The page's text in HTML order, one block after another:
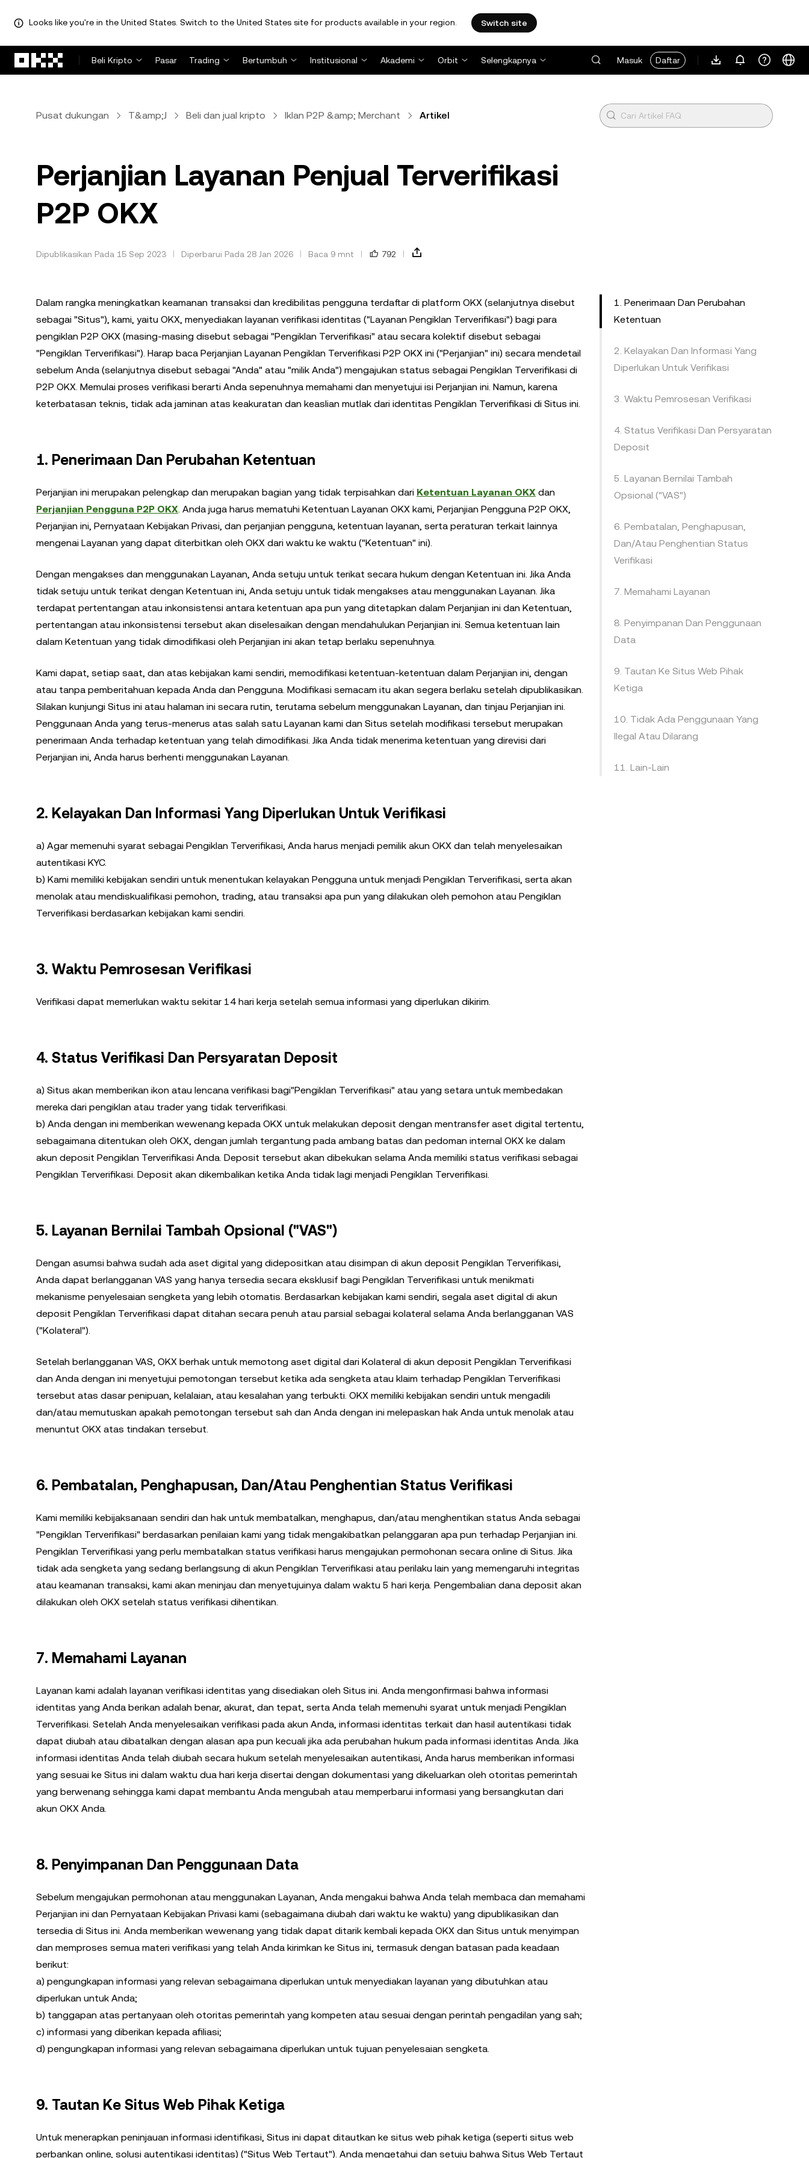
Looks like you're in the United States. Switch to the United States site for products available in your region. Switch site
Beli Kripto
Pasar Trading Bertumbuh Institusional Akademi Orbit Selengkapnya Masuk Daftar
Pusat dukungan T&amp;J Beli dan jual kripto Iklan P2P &amp; Merchant Artikel
Perjanjian Layanan Penjual Terverifikasi
P2P OKX
Dipublikasikan Pada 15 Sep 2023 Diperbarui Pada 28 Jan 2026 Baca 9 mnt 792
Dalam rangka meningkatkan keamanan transaksi dan kredibilitas pengguna terdaftar di platform OKX (selanjutnya disebut
sebagai "Situs"), kami, yaitu OKX, menyediakan layanan verifikasi identitas ("Layanan Pengiklan Terverifikasi") bagi para
pengiklan P2P OKX (masing-masing disebut sebagai "Pengiklan Terverifikasi" atau secara kolektif disebut sebagai
"Pengiklan Terverifikasi"). Harap baca Perjanjian Layanan Pengiklan Terverifikasi P2P OKX ini ("Perjanjian" ini) secara mendetail
sebelum Anda (selanjutnya disebut sebagai "Anda" atau "milik Anda") mengajukan status sebagai Pengiklan Terverifikasi di
P2P OKX. Memulai proses verifikasi berarti Anda sepenuhnya memahami dan menyetujui isi Perjanjian ini. Namun, karena
keterbatasan teknis, tidak ada jaminan atas keakuratan dan keaslian mutlak dari identitas Pengiklan Terverifikasi di Situs ini.
1. Penerimaan Dan Perubahan Ketentuan
Perjanjian ini merupakan pelengkap dan merupakan bagian yang tidak terpisahkan dari Ketentuan Layanan OKX dan
Perjanjian Pengguna P2P OKX. Anda juga harus mematuhi Ketentuan Layanan OKX kami, Perjanjian Pengguna P2P OKX,
Perjanjian ini, Pernyataan Kebijakan Privasi, dan perjanjian pengguna, ketentuan layanan, serta peraturan terkait lainnya
mengenai Layanan yang dapat diterbitkan oleh OKX dari waktu ke waktu ("Ketentuan" ini).
Dengan mengakses dan menggunakan Layanan, Anda setuju untuk terikat secara hukum dengan Ketentuan ini. Jika Anda
tidak setuju untuk terikat dengan Ketentuan ini, Anda setuju untuk tidak mengakses atau menggunakan Layanan. Jika
terdapat pertentangan atau inkonsistensi antara ketentuan apa pun yang ditetapkan dalam Perjanjian ini dan Ketentuan,
pertentangan atau inkonsistensi tersebut akan diselesaikan dengan mendahulukan Perjanjian ini. Semua ketentuan lain
dalam Ketentuan yang tidak dimodifikasi oleh Perjanjian ini akan tetap berlaku sepenuhnya.
Kami dapat, setiap saat, dan atas kebijakan kami sendiri, memodifikasi ketentuan-ketentuan dalam Perjanjian ini, dengan
atau tanpa pemberitahuan kepada Anda dan Pengguna. Modifikasi semacam itu akan segera berlaku setelah dipublikasikan.
Silakan kunjungi Situs ini atau halaman ini secara rutin, terutama sebelum menggunakan Layanan, dan tinjau Perjanjian ini.
Penggunaan Anda yang terus-menerus atas salah satu Layanan kami dan Situs setelah modifikasi tersebut merupakan
penerimaan Anda terhadap ketentuan yang telah dimodifikasi. Jika Anda tidak menerima ketentuan yang direvisi dari
Perjanjian ini, Anda harus berhenti menggunakan Layanan.
2. Kelayakan Dan Informasi Yang Diperlukan Untuk Verifikasi
a) Agar memenuhi syarat sebagai Pengiklan Terverifikasi, Anda harus menjadi pemilik akun OKX dan telah menyelesaikan
autentikasi KYC.
b) Kami memiliki kebijakan sendiri untuk menentukan kelayakan Pengguna untuk menjadi Pengiklan Terverifikasi, serta akan
menolak atau mendiskualifikasi pemohon, trading, atau transaksi apa pun yang dilakukan oleh pemohon atau Pengiklan
Terverifikasi berdasarkan kebijakan kami sendiri.
3. Waktu Pemrosesan Verifikasi
Verifikasi dapat memerlukan waktu sekitar 14 hari kerja setelah semua informasi yang diperlukan dikirim.
4. Status Verifikasi Dan Persyaratan Deposit
a) Situs akan memberikan ikon atau lencana verifikasi bagi"Pengiklan Terverifikasi" atau yang setara untuk membedakan
mereka dari pengiklan atau trader yang tidak terverifikasi.
b) Anda dengan ini memberikan wewenang kepada OKX untuk melakukan deposit dengan mentransfer aset digital tertentu,
sebagaimana ditentukan oleh OKX, dengan jumlah tergantung pada ambang batas dan pedoman internal OKX ke dalam
akun deposit Pengiklan Terverifikasi Anda. Deposit tersebut akan dibekukan selama Anda memiliki status verifikasi sebagai
Pengiklan Terverifikasi. Deposit akan dikembalikan ketika Anda tidak lagi menjadi Pengiklan Terverifikasi.
5. Layanan Bernilai Tambah Opsional ("VAS")
Dengan asumsi bahwa sudah ada aset digital yang didepositkan atau disimpan di akun deposit Pengiklan Terverifikasi,
Anda dapat berlangganan VAS yang hanya tersedia secara eksklusif bagi Pengiklan Terverifikasi untuk menikmati
mekanisme penyelesaian sengketa yang lebih otomatis. Berdasarkan kebijakan kami sendiri, segala aset digital di akun
deposit Pengiklan Terverifikasi dapat ditahan secara penuh atau parsial sebagai kolateral selama Anda berlangganan VAS
("Kolateral").
Setelah berlangganan VAS, OKX berhak untuk memotong aset digital dari Kolateral di akun deposit Pengiklan Terverifikasi
dan Anda dengan ini menyetujui pemotongan tersebut ketika ada sengketa atau klaim terhadap Pengiklan Terverifikasi
tersebut atas dasar penipuan, kelalaian, atau kesalahan yang terbukti. OKX memiliki kebijakan sendiri untuk mengadili
dan/atau memutuskan apakah pemotongan tersebut sah dan Anda dengan ini melepaskan hak Anda untuk menolak atau
menuntut OKX atas tindakan tersebut.
6. Pembatalan, Penghapusan, Dan/Atau Penghentian Status Verifikasi
Kami memiliki kebijaksanaan sendiri dan hak untuk membatalkan, menghapus, dan/atau menghentikan status Anda sebagai
"Pengiklan Terverifikasi" berdasarkan penilaian kami yang tidak mengakibatkan pelanggaran apa pun terhadap Perjanjian ini.
Pengiklan Terverifikasi yang perlu membatalkan status verifikasi harus mengajukan permohonan secara online di Situs. Jika
tidak ada sengketa yang sedang berlangsung di akun Pengiklan Terverifikasi atau perilaku lain yang memengaruhi integritas
atau keamanan transaksi, kami akan meninjau dan menyetujuinya dalam waktu 5 hari kerja. Pengembalian dana deposit akan
dilakukan oleh OKX setelah status verifikasi dihentikan.
7. Memahami Layanan
Layanan kami adalah layanan verifikasi identitas yang disediakan oleh Situs ini. Anda mengonfirmasi bahwa informasi
identitas yang Anda berikan adalah benar, akurat, dan tepat, serta Anda telah memenuhi syarat untuk menjadi Pengiklan
Terverifikasi. Setelah Anda menyelesaikan verifikasi pada akun Anda, informasi identitas terkait dan hasil autentikasi tidak
dapat diubah atau dibatalkan dengan alasan apa pun kecuali jika ada perubahan hukum pada informasi identitas Anda. Jika
informasi identitas Anda telah diubah secara hukum setelah menyelesaikan autentikasi, Anda harus memberikan informasi
yang sesuai ke Situs ini dalam waktu dua hari kerja disertai dengan dokumentasi yang dikeluarkan oleh otoritas pemerintah
yang berwenang sehingga kami dapat membantu Anda mengubah atau memperbarui informasi yang bersangkutan dari
akun OKX Anda.
8. Penyimpanan Dan Penggunaan Data
Sebelum mengajukan permohonan atau menggunakan Layanan, Anda mengakui bahwa Anda telah membaca dan memahami
Perjanjian ini dan Pernyataan Kebijakan Privasi kami (sebagaimana diubah dari waktu ke waktu) yang dipublikasikan dan
tersedia di Situs ini. Anda memberikan wewenang yang tidak dapat ditarik kembali kepada OKX dan Situs untuk menyimpan
dan memproses semua materi verifikasi yang telah Anda kirimkan ke Situs ini, termasuk dengan batasan pada keadaan
berikut:
a) pengungkapan informasi yang relevan sebagaimana diperlukan untuk menyediakan layanan yang dibutuhkan atau
diperlukan untuk Anda;
b) tanggapan atas pertanyaan oleh otoritas pemerintah yang kompeten atau sesuai dengan perintah pengadilan yang sah;
c) informasi yang diberikan kepada afiliasi;
d) pengungkapan informasi yang relevan sebagaimana diperlukan untuk tujuan penyelesaian sengketa.
9. Tautan Ke Situs Web Pihak Ketiga
Untuk menerapkan peninjauan informasi identifikasi, Situs ini dapat ditautkan ke situs web pihak ketiga (seperti situs web
perbankan online, solusi autentikasi identitas) ("Situs Web Tertaut"). Anda mengetahui dan setuju bahwa Situs Web Tertaut
1. Penerimaan Dan Perubahan
Ketentuan
2. Kelayakan Dan Informasi Yang
Diperlukan Untuk Verifikasi
3. Waktu Pemrosesan Verifikasi
4. Status Verifikasi Dan Persyaratan
Deposit
5. Layanan Bernilai Tambah
Opsional ("VAS")
6. Pembatalan, Penghapusan,
Dan/Atau Penghentian Status
Verifikasi
7. Memahami Layanan
8. Penyimpanan Dan Penggunaan
Data
9. Tautan Ke Situs Web Pihak
Ketiga
10. Tidak Ada Penggunaan Yang
Ilegal Atau Dilarang
11. Lain-Lain